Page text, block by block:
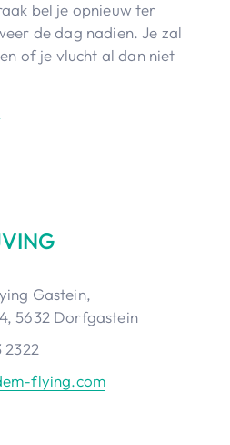
bel je opnieuw ter
de dag nadien. Je zal
of je vlucht al dan niet
Gastein,
5632 Dorfgastein
flying.com